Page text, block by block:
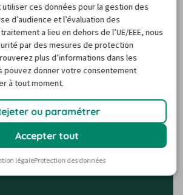
plusieurs agences Rent a Car
agences Rent a Car Portugal
tandis que d'autres sont à
d'affaires.
de voyage
ces données pour la gestion des
d’audience et l’évaluation des
a lieu en dehors de l’UE/EEE, nous
par des mesures de protection
plus d’informations dans les
pouvez donner votre consentement
à tout moment.
ou paramétrer
Accepter tout
légaleProtection des données